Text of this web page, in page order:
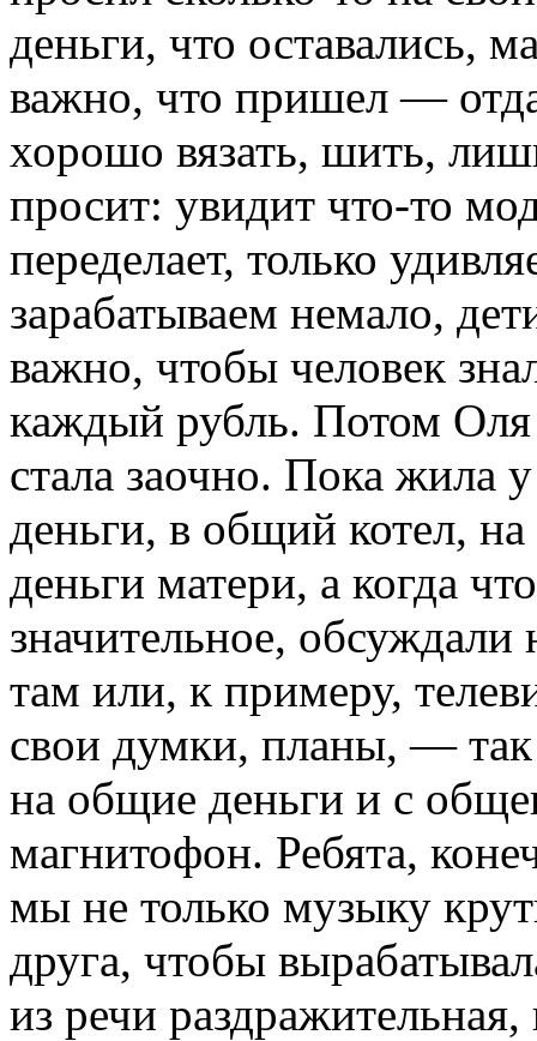
деньги, что оставались,
важно, что пришел —
хорошо вязать, шить,
просит: увидит что-то
переделает, только
зарабатываем немало,
важно, чтобы человек
каждый рубль. Потом Оля
стала заочно. Пока жила
деньги, в общий котел,
деньги матери, а когда
значительное,
там или, к примеру,
свои думки, планы, —
на общие деньги и с
магнитофон. Ребята,
мы не только музыку
друга, чтобы
из речи